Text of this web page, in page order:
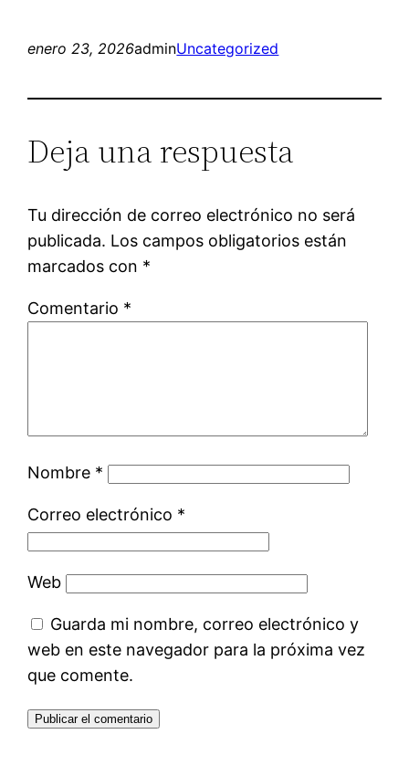
enero 23, 2026adminUncategorized
Deja una respuesta
Tu dirección de correo electrónico no será
publicada. Los campos obligatorios están
marcados con *
Comentario *
Nombre *
Correo electrónico *
Web
Guarda mi nombre, correo electrónico y
web en este navegador para la próxima vez
que comente.